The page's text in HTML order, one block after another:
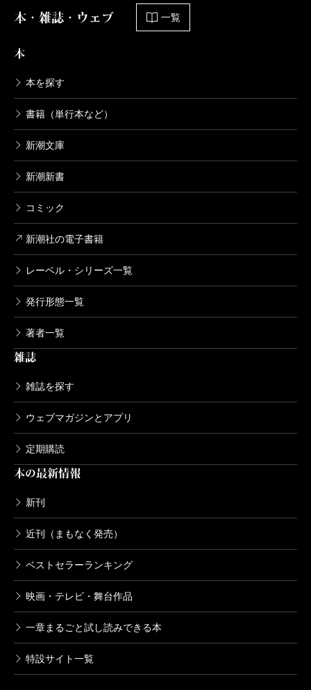
本・雑誌・ウェブ 一覧
本
本を探す
書籍（単行本など）
新潮文庫
新潮新書
コミック
新潮社の電子書籍
レーベル・シリーズ一覧
発行形態一覧
著者一覧
雑誌
雑誌を探す
ウェブマガジンとアプリ
定期購読
本の最新情報
新刊
近刊（まもなく発売）
ベストセラーランキング
映画・テレビ・舞台作品
一章まるごと試し読みできる本
特設サイト一覧